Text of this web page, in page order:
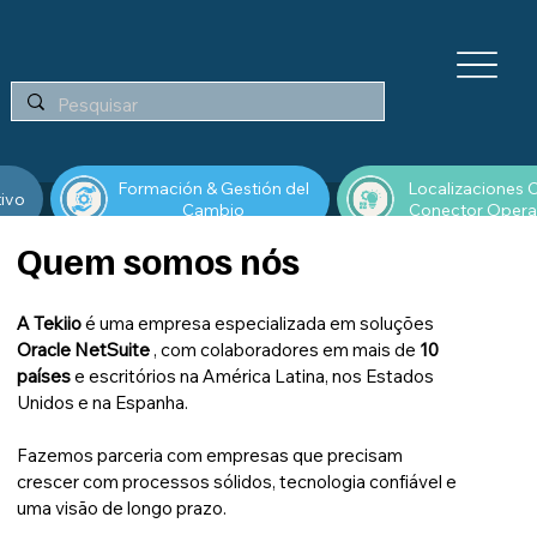
Formación & Gestión del
Cambio
Localizaciones
Conector
Quem somos nós
A Tekiioé uma empresa especializada em soluções
Oracle NetSuite , com colaboradores em mais de 10
paísese escritórios na América Latina, nos Estados
Unidos e na Espanha.
Fazemos parceria com empresas que precisam
crescer com processos sólidos, tecnologia confiável e
uma visão de longo prazo.